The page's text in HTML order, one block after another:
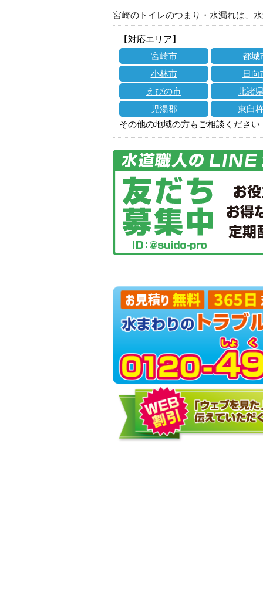
宮崎のトイレのつまり・水漏れは、
【対応エリア】
宮崎市
都城
小林市
日向
えびの市
北諸
児湯郡
東臼
その他の地域の方もご相談ください